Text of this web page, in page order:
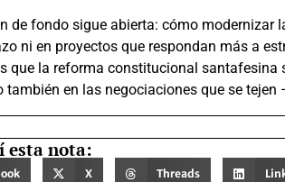
de fondo sigue abierta: cómo modernizar
ni en proyectos que respondan más a
que la reforma constitucional santafesina
también en las negociaciones que se
esta nota:
X Threads